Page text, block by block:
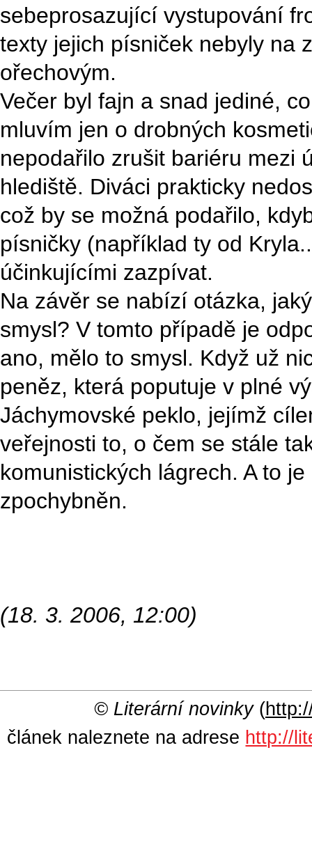
sebeprosazující vystupování
texty jejich písniček nebyly na
ořechovým.
Večer byl fajn a snad jediné,
mluvím jen o drobných
nepodařilo zrušit bariéru mezi
hlediště. Diváci prakticky
což by se možná podařilo,
písničky (například ty od
účinkujícími zazpívat.
Na závěr se nabízí otázka,
smysl? V tomto případě je
ano, mělo to smysl. Když už
peněz, která poputuje v plné
Jáchymovské peklo, jejímž
veřejnosti to, o čem se stále
komunistických lágrech. A to
zpochybněn.
(18. 3. 2006, 12:00)
© Literární novinky(
článek naleznete na adrese http://